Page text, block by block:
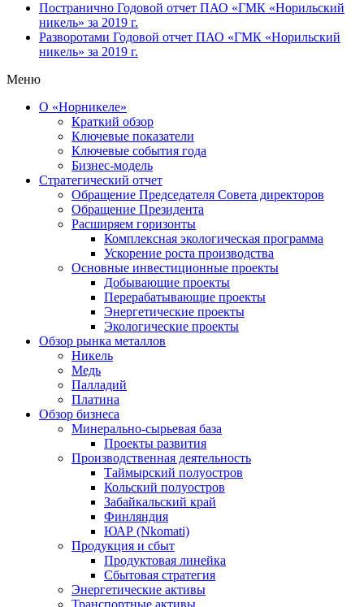
Постранично Годовой отчет ПАО «ГМК «Норильский
никель» за 2019 г.
Разворотами Годовой отчет ПАО «ГМК «Норильский
никель» за 2019 г.
Меню
О «Норникеле»
Краткий обзор
Ключевые показатели
Ключевые события года
Бизнес-модель
Стратегический отчет
Обращение Председателя Совета директоров
Обращение Президента
Расширяем горизонты
Комплексная экологическая программа
Ускорение роста производства
Основные инвестиционные проекты
Добывающие проекты
Перерабатывающие проекты
Энергетические проекты
Экологические проекты
Обзор рынка металлов
Никель
Медь
Палладий
Платина
Обзор бизнеса
Минерально-сырьевая база
Проекты развития
Производственная деятельность
Таймырский полуостров
Кольский полуостров
Забайкальский край
Финляндия
ЮАР (Nkomati)
Продукция и сбыт
Продуктовая линейка
Сбытовая стратегия
Энергетические активы
Транспортные активы